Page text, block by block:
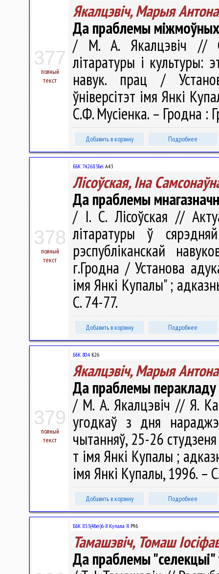
377
полный
текст
Якалцэвіч, Марыя
Да праблемы міжмоўных
/ М. А. Якалцэвіч //
літаратуры і культуры:
навук. прац /
ўніверсітэт імя Янкі
С.Ф. Мусіенка. – Гродна :
Добавить в корзину Подробнее
378
полный
текст
ББК 74.268.3Беі А43
Лісоўская, Іна
Да праблемы
/ І. С. Лісоўская //
літаратуры ў
рэспубліканскай
г.Гродна / Установа
імя Янкі Купалы" ;
С. 74-77.
Добавить в корзину Подробнее
379
полный
текст
ББК 80.4 К26
Якалцэвіч, Марыя
Да праблемы
/ М. А. Якалцэвіч // Я.
угодкаў з дня
чытанняў, 25-26
т імя Янкі Купалы ;
імя Янкі Купалы, 1996. –
Добавить в корзину Подробнее
ББК 83.3(4Беі)6-8 Купала Я.Р96
Тамашэвіч, Томаш
Да праблемы "селекцыі"